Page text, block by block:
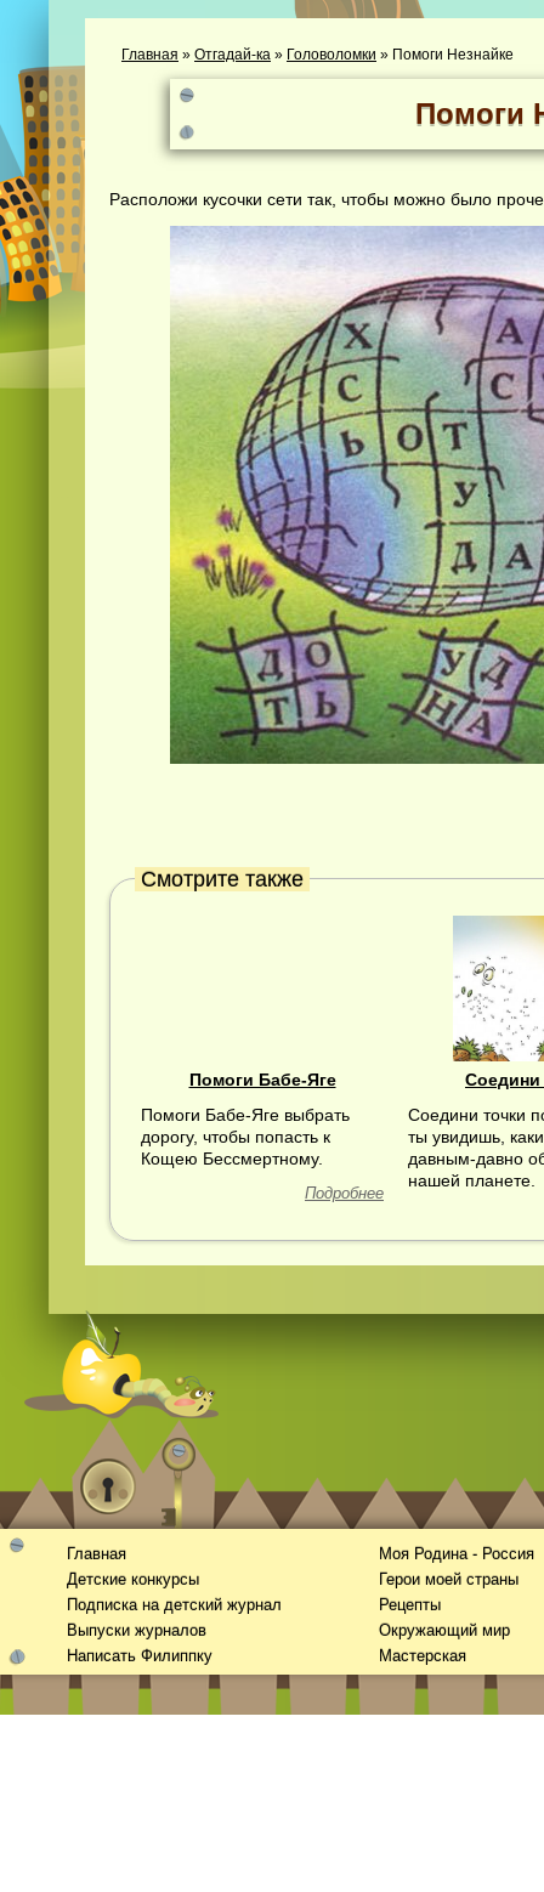
Главная » Отгадай-ка » Головоломки » Помоги Незнайке
Помоги
Расположи кусочки сети так, чтобы можно было
Смотрите также
Помоги Бабе-Яге
Помоги Бабе-Яге выбрать
дорогу, чтобы попасть к
Кощею Бессмертному.
Подробнее
Соедини
Соедини точки
ты увидишь,
давным-давно
нашей планете.
Главная
Детские конкурсы
Подписка на детский журнал
Выпуски журналов
Написать Филиппку
Моя Родина - Россия
Герои моей страны
Рецепты
Окружающий мир
Мастерская